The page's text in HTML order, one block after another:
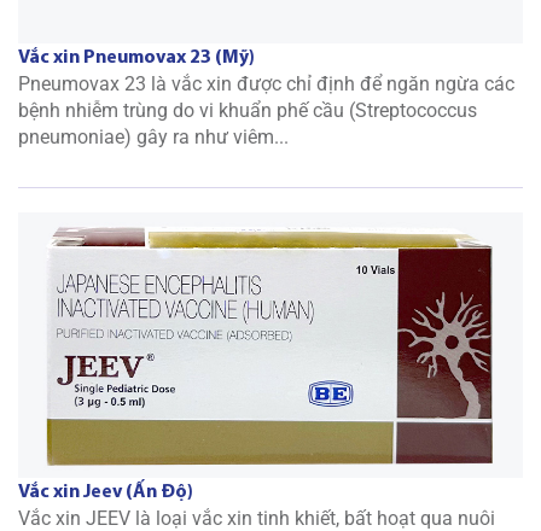
Vắc xin Pneumovax 23 (Mỹ)
Pneumovax 23 là vắc xin được chỉ định để ngăn ngừa các
bệnh nhiễm trùng do vi khuẩn phế cầu (Streptococcus
pneumoniae) gây ra như viêm...
Vắc xin Jeev (Ấn Độ)
Vắc xin JEEV là loại vắc xin tinh khiết, bất hoạt qua nuôi